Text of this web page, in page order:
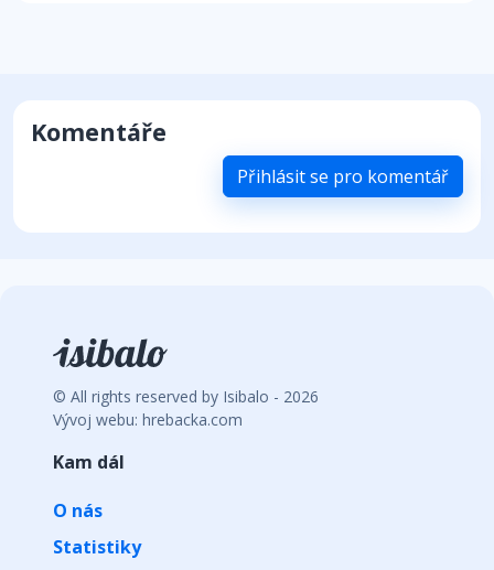
Komentáře
Přihlásit se pro komentář
© All rights reserved by Isibalo - 2026
Vývoj webu: hrebacka.com
Kam dál
O nás
Statistiky